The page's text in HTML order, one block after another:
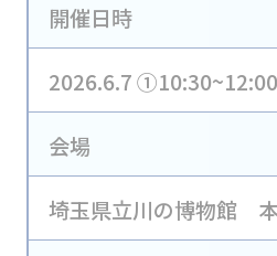
開催日時
2026.6.7
会場
埼玉県立川の博物館